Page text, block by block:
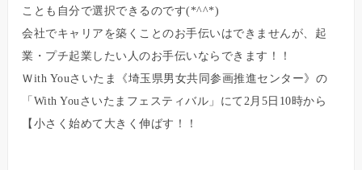
ことも自分で選択できるのです(*^^*)
会社でキャリアを築くことのお手伝いはできませんが、起
業・プチ起業したい人のお手伝いならできます！！
Ｗith Youさいたま《埼玉県男女共同参画推進センター》の
「With Youさいたまフェスティバル」にて2月5日10時から
【小さく始めて大きく伸ばす！！